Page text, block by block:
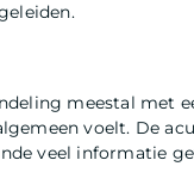
meestal met
voelt. De
veel informatie